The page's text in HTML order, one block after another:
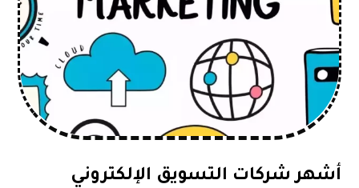
أشهر شركات التسويق الإلكتروني